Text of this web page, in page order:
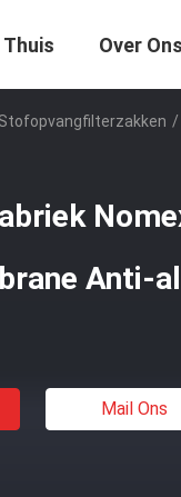
Thuis Over Ons
Stofopvangfilterzakken /
Anti-
Mail Ons